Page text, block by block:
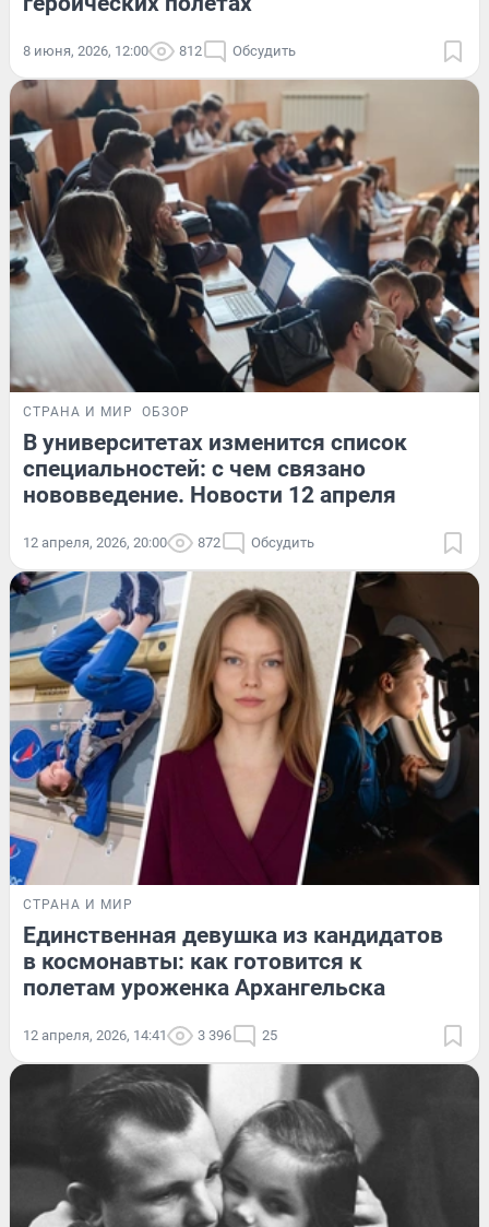
8 июня, 2026, 12:00 812 Обсудить
СТРАНА И МИР ОБЗОР
В университетах изменится список
специальностей: с чем связано
нововведение. Новости 12 апреля
12 апреля, 2026, 20:00 872 Обсудить
СТРАНА И МИР
Единственная девушка из кандидатов
в космонавты: как готовится к
полетам уроженка Архангельска
12 апреля, 2026, 14:41 3 396 25